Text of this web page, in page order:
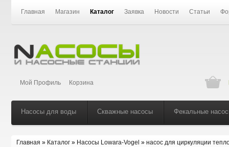
Главная Магазин Каталог Заявка Новости Статьи
Мой Профиль Корзина
Насосы для воды Скважные насосы Фекальные
Главная » Каталог » Насосы Lowara-Vogel » насос для циркуляции